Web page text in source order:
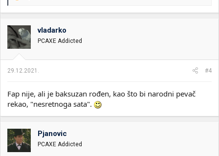
a
o
v
a
n
:
vladarko
PCAXE Addicted
29.12.2021. #4
Fap nije, ali je baksuzan rođen, kao što bi narodni pevač
rekao, "nesretnoga sata".
Pjanovic
PCAXE Addicted